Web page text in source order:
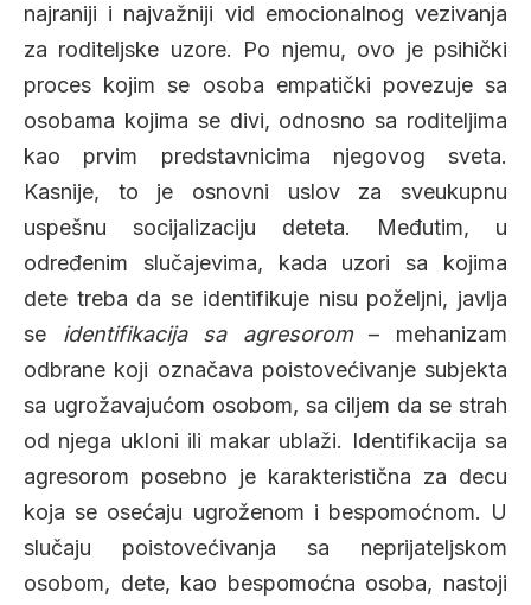
najraniji i najvažniji vid emocionalnog vezivanja
za roditeljske uzore. Po njemu, ovo je psihički
proces kojim se osoba empatički povezuje sa
osobama kojima se divi, odnosno sa roditeljima
kao prvim predstavnicima njegovog sveta.
Kasnije, to je osnovni uslov za sveukupnu
uspešnu socijalizaciju deteta. Međutim, u
određenim slučajevima, kada uzori sa kojima
dete treba da se identifikuje nisu poželjni, javlja
se identifikacija sa agresorom– mehanizam
odbrane koji označava poistovećivanje subjekta
sa ugrožavajućom osobom, sa ciljem da se strah
od njega ukloni ili makar ublaži. Identifikacija sa
agresorom posebno je karakteristična za decu
koja se osećaju ugroženom i bespomoćnom. U
slučaju poistovećivanja sa neprijateljskom
osobom, dete, kao bespomoćna osoba, nastoji